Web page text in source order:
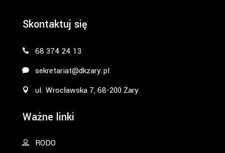
Skontaktuj się
68 374 24 13
sekretariat@dkzary.pl
ul. Wrocławska 7, 68-200 Żary
Ważne linki
RODO